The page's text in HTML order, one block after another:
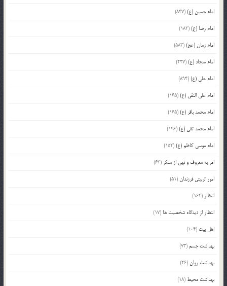
امام حسین (ع)(847)
امام رضا (ع)(182)
امام زمان (عج)(583)
امام سجاد (ع)(227)
امام علی (ع)(894)
امام علی النقی (ع)(165)
امام محمد باقر (ع)(165)
امام محمد تقی (ع)(146)
امام موسی کاظم (ع)(152)
امر به معروف و نهی از منکر (63)
امور تربیتی فرزندان(51)
انتظار (164)
انتظار از دیدگاه شخصیت ها (17)
اهل بیت (104)
بهداشت جسم(73)
بهداشت روان(26)
بهداشت محیط (18)